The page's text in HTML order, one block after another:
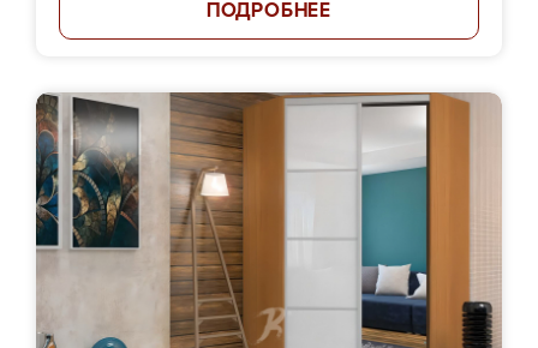
ПОДРОБНЕЕ